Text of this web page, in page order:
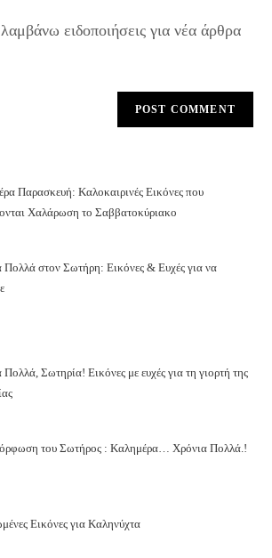
ειδοποιήσεις για νέα άρθρα
Παρασκευή: Καλοκαιρινές Εικόνες που
Χαλάρωση το Σαββατοκύριακο
Πολλά στον Σωτήρη: Εικόνες & Ευχές για να
Σωτηρία! Εικόνες με ευχές για τη γιορτή της
του Σωτήρος : Καλημέρα… Χρόνια Πολλά.!
Εικόνες για Καληνύχτα